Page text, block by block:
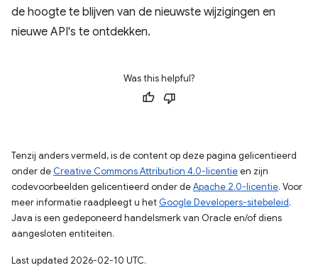
de hoogte te blijven van de nieuwste wijzigingen en
nieuwe API's te ontdekken.
Was this helpful?
Tenzij anders vermeld, is de content op deze pagina gelicentieerd
onder de Creative Commons Attribution 4.0-licentieen zijn
codevoorbeelden gelicentieerd onder deApache 2.0-licentie. Voor
meer informatie raadpleegt u het Google Developers-sitebeleid.
Java is een gedeponeerd handelsmerk van Oracle en/of diens
aangesloten entiteiten.
Last updated 2026-02-10 UTC.